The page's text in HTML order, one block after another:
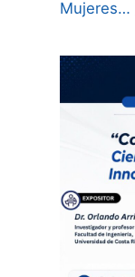
Mujeres…